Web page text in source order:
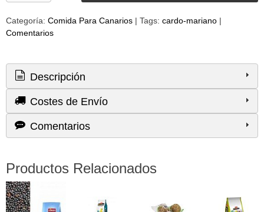
Categoría: Comida Para Canarios | Tags: cardo-mariano |
Comentarios
Descripción
Costes de Envío
Comentarios
Productos Relacionados